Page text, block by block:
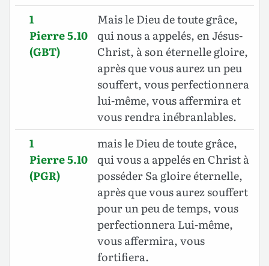
1
Pierre 5.10
(GBT)
Mais le Dieu de toute grâce,
qui nous a appelés, en Jésus-
Christ, à son éternelle gloire,
après que vous aurez un peu
souffert, vous perfectionnera
lui-même, vous affermira et
vous rendra inébranlables.
1
Pierre 5.10
(PGR)
mais le Dieu de toute grâce,
qui vous a appelés en Christ à
posséder Sa gloire éternelle,
après que vous aurez souffert
pour un peu de temps, vous
perfectionnera Lui-même,
vous affermira, vous
fortifiera.